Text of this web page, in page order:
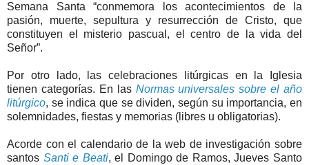
Semana Santa “conmemora los acontecimientos de la
pasión, muerte, sepultura y resurrección de Cristo, que
constituyen el misterio pascual, el centro de la vida del
Señor”.
Por otro lado, las celebraciones litúrgicas en la Iglesia
tienen categorías. En las Normas universales sobre el año
litúrgico, se indica que se dividen, según su importancia, en
solemnidades, fiestas y memorias (libres u obligatorias).
Acorde con el calendario de la web de investigación sobre
santos Santi e Beati, el Domingo de Ramos, Jueves Santo